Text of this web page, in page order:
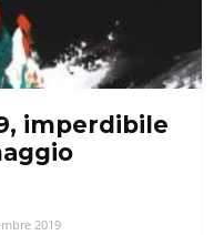
imperdibile
2019